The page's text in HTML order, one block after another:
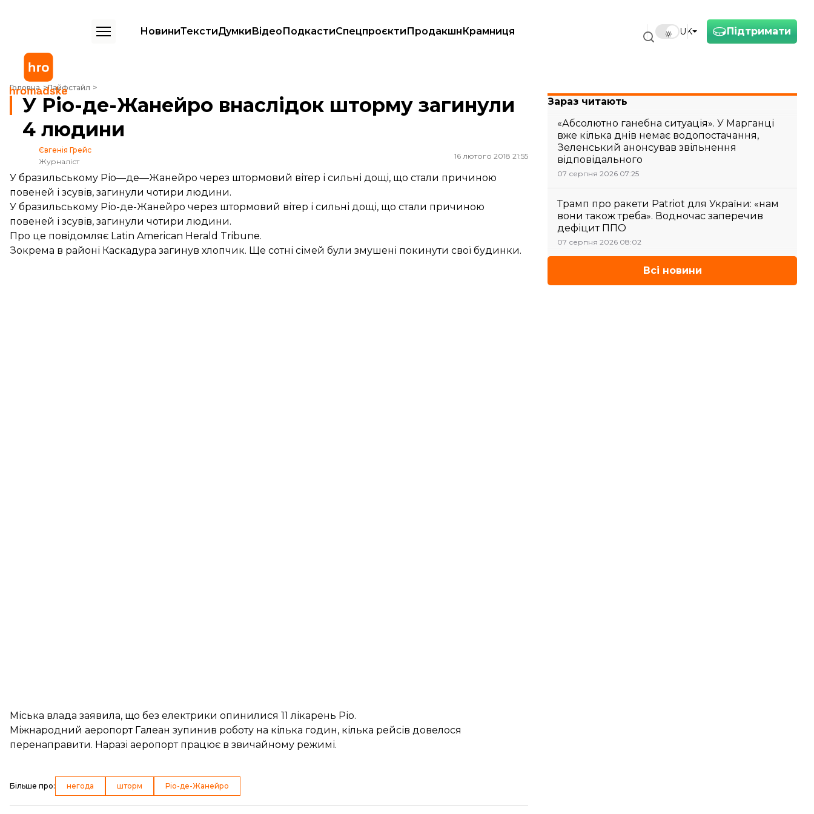
Підтримати
UK
НовиниТекстиДумкиВідеоПодкастиСпецпроєктиПродакшнКрамниця
Головна Лайфстайл
У Ріо-де-Жанейро внаслідок шторму загинули 4 людини
У Ріо-де-Жанейро внаслідок шторму загинули
4 людини
Євгенія Грейс
Журналіст
16 лютого 2018 21:55
У бразильському Ріо—де—Жанейро через штормовий вітер і сильні дощі, що стали причиною
повеней і зсувів, загинули чотири людини.
У бразильському Ріо-де-Жанейро через штормовий вітер і сильні дощі, що стали причиною
повеней і зсувів, загинули чотири людини.
Про це повідомляє Latin American Herald Tribune.
Зокрема в районі Каскадура загинув хлопчик. Ще сотні сімей були змушені покинути свої будинки.
Міська влада заявила, що без електрики опинилися 11 лікарень Ріо.
Міжнародний аеропорт Галеан зупинив роботу на кілька годин, кілька рейсів довелося
перенаправити. Наразі аеропорт працює в звичайному режимі.
Більше про: негода шторм Ріо-де-Жанейро
Зараз читають
«Абсолютно ганебна ситуація». У Марганці
вже кілька днів немає водопостачання,
Зеленський анонсував звільнення
відповідального
07 серпня 2026 07:25
Трамп про ракети Patriot для України: «нам
вони також треба». Водночас заперечив
дефіцит ППО
07 серпня 2026 08:02
Всі новини